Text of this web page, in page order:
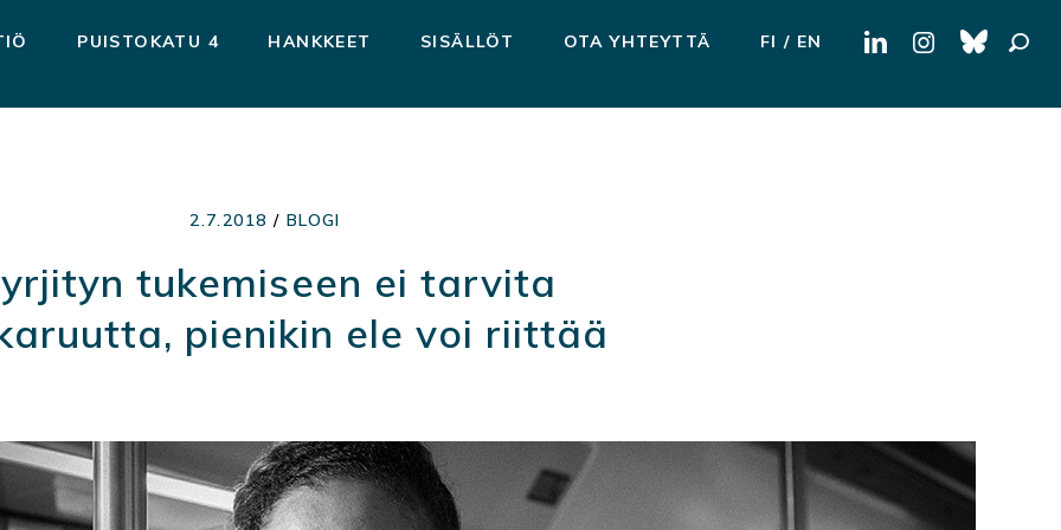
PUISTOKATU 4 HANKKEET SISÄLLÖT OTA YHTEYTTÄ FI EN Haku:
2.7.2018 / BLOGI
tukemiseen ei tarvita
pienikin ele voi riittää